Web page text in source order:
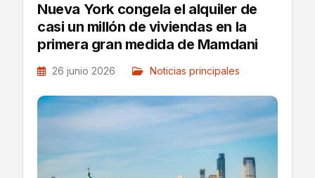
Nueva York congela el alquiler de
casi un millón de viviendas en la
primera gran medida de Mamdani
26 junio 2026 Noticias principales